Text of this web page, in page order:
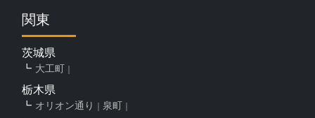
関東
茨城県
大工町
栃木県
オリオン通り 泉町